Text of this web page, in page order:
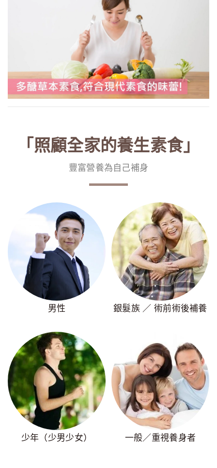
「照顧全家的養生素食」
豐富營養為自己補身
男性 銀髮族 ／ 術前術後補養
少年（少男少女） 一般／重視養身者